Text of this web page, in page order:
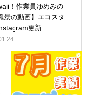
！作業員ゆめみの
景の動画】エコスタ
更新